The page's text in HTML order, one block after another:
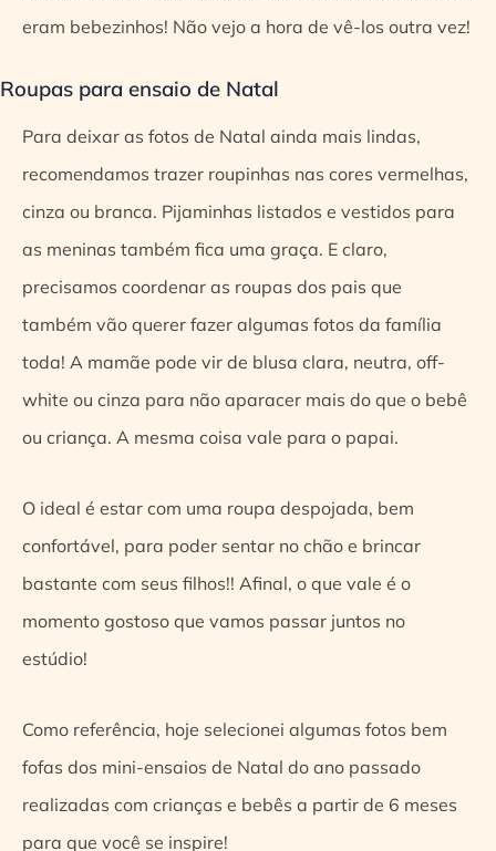
eram bebezinhos! Não vejo a hora de vê-los outra vez!
Roupas para ensaio de Natal
Para deixar as fotos de Natal ainda mais lindas,
recomendamos trazer roupinhas nas cores vermelhas,
cinza ou branca. Pijaminhas listados e vestidos para
as meninas também fica uma graça. E claro,
precisamos coordenar as roupas dos pais que
também vão querer fazer algumas fotos da família
toda! A mamãe pode vir de blusa clara, neutra, off-
white ou cinza para não aparacer mais do que o bebê
ou criança. A mesma coisa vale para o papai.
O ideal é estar com uma roupa despojada, bem
confortável, para poder sentar no chão e brincar
bastante com seus filhos!! Afinal, o que vale é o
momento gostoso que vamos passar juntos no
estúdio!
Como referência, hoje selecionei algumas fotos bem
fofas dos mini-ensaios de Natal do ano passado
realizadas com crianças e bebês a partir de 6 meses
para que você se inspire!